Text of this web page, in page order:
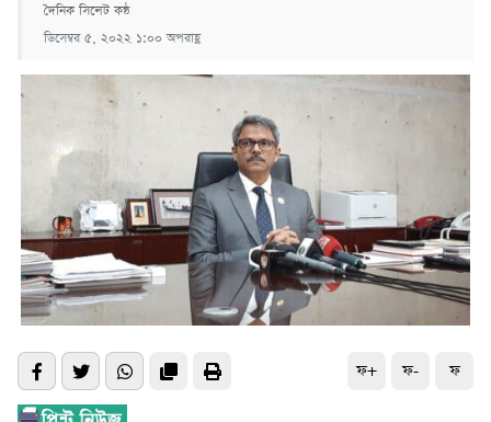
দৈনিক সিলেট কন্ঠ
ডিসেম্বর ৫, ২০২২ ১:০০ অপরাহ্ণ
ফ+ ফ- ফ